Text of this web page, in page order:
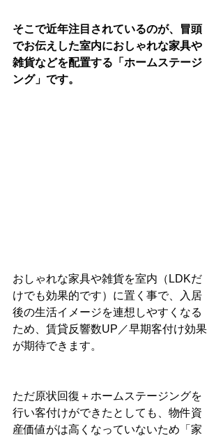
そこで近年注目されているのが、冒頭
でお伝えした室内におしゃれな家具や
雑貨などを配置する「ホームステージ
ング」です。
おしゃれな家具や雑貨を室内（LDKだ
けでも効果的です）に置く事で、入居
後の生活イメージを連想しやすくなる
ため、賃貸反響数UP／早期客付け効果
が期待できます。
ただ原状回復＋ホームステージングを
行い客付けができたとしても、物件資
産価値がは高くなっていないため「家